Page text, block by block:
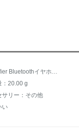
商品名称：Edifier Bluetoothイヤホン二辺ステレオ携帯電話ヘッドセットW 800 BT蒼穹黒
：20.00 g
サリー：その他
い